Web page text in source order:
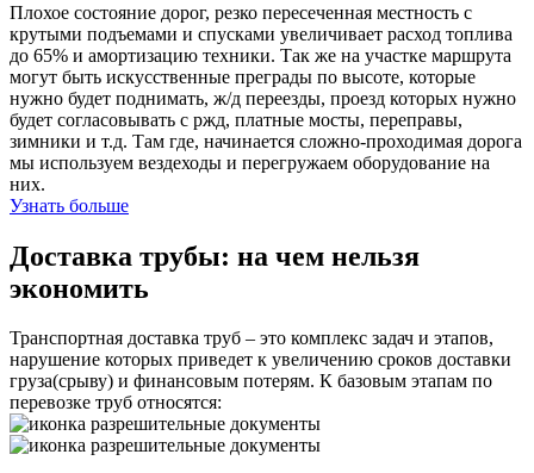
Плохое состояние дорог, резко пересеченная местность с
крутыми подъемами и спусками увеличивает расход топлива
до 65% и амортизацию техники. Так же на участке маршрута
могут быть искусственные преграды по высоте, которые
нужно будет поднимать, ж/д переезды, проезд которых нужно
будет согласовывать с ржд, платные мосты, переправы,
зимники и т.д. Там где, начинается сложно-проходимая дорога
мы используем вездеходы и перегружаем оборудование на
них.
Узнать больше
Доставка трубы: на чем нельзя
экономить
Транспортная доставка труб – это комплекс задач и этапов,
нарушение которых приведет к увеличению сроков доставки
груза(срыву) и финансовым потерям. К базовым этапам по
перевозке труб относятся: